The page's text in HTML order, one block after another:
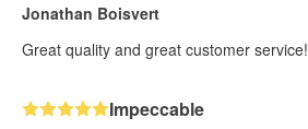
Jonathan Boisvert
Great quality and great customer service!
Impeccable